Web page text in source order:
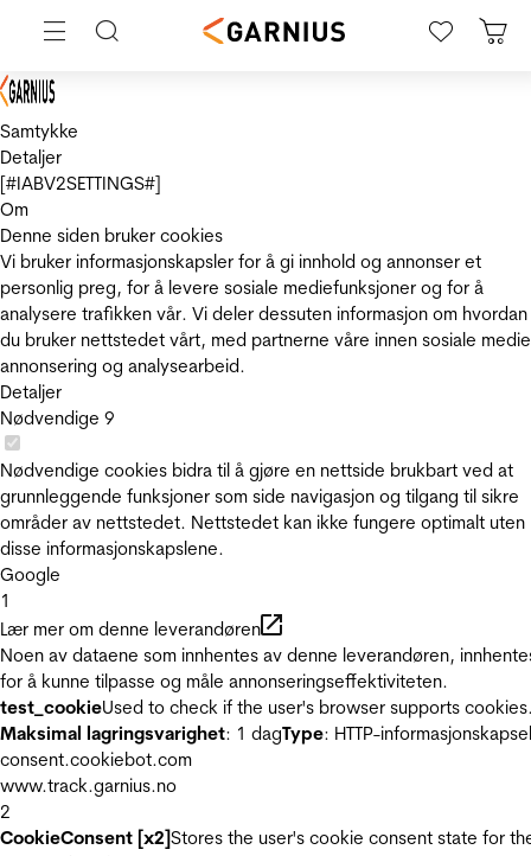
Samtykke
Detaljer
[#IABV2SETTINGS#]
Om
Denne siden bruker cookies
Vi bruker informasjonskapsler for å gi innhold og annonser et
personlig preg, for å levere sosiale mediefunksjoner og for å
analysere trafikken vår. Vi deler dessuten informasjon om hvordan
du bruker nettstedet vårt, med partnerne våre innen sosiale
annonsering og analysearbeid.
Detaljer
Nødvendige 9
Nødvendige cookies bidra til å gjøre en nettside brukbart ved at
grunnleggende funksjoner som side navigasjon og tilgang til sikre
områder av nettstedet. Nettstedet kan ikke fungere optimalt uten
disse informasjonskapslene.
Google
1
Lær mer om denne leverandøren
Noen av dataene som innhentes av denne leverandøren,
for å kunne tilpasse og måle annonseringseffektiviteten.
test_cookieUsed to check if the user's browser supports
Maksimal lagringsvarighet: 1 dagType: HTTP-informasjonskapsel
consent.cookiebot.com
www.track.garnius.no
2
CookieConsent [x2]Stores the user's cookie consent state for